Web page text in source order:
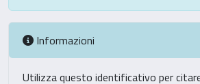
Informazioni
Utilizza questo identificativo per